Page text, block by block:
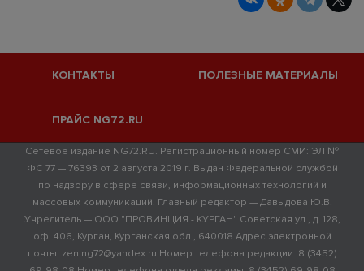
КОНТАКТЫ ПОЛЕЗНЫЕ МАТЕРИАЛЫ
ПРАЙС NG72.RU
Сетевое издание NG72.RU. Регистрационный номер СМИ: ЭЛ №
ФС 77 — 76393 от 2 августа 2019 г. Выдан Федеральной службой
по надзору в сфере связи, информационных технологий и
массовых коммуникаций. Главный редактор — Давыдова Ю.В.
Учредитель — ООО "ПРОВИНЦИЯ - КУРГАН" Советская ул., д. 128,
оф. 406, Курган, Курганская обл., 640018 Адрес электронной
почты: zen.ng72@yandex.ru Номер телефона редакции: 8 (3452)